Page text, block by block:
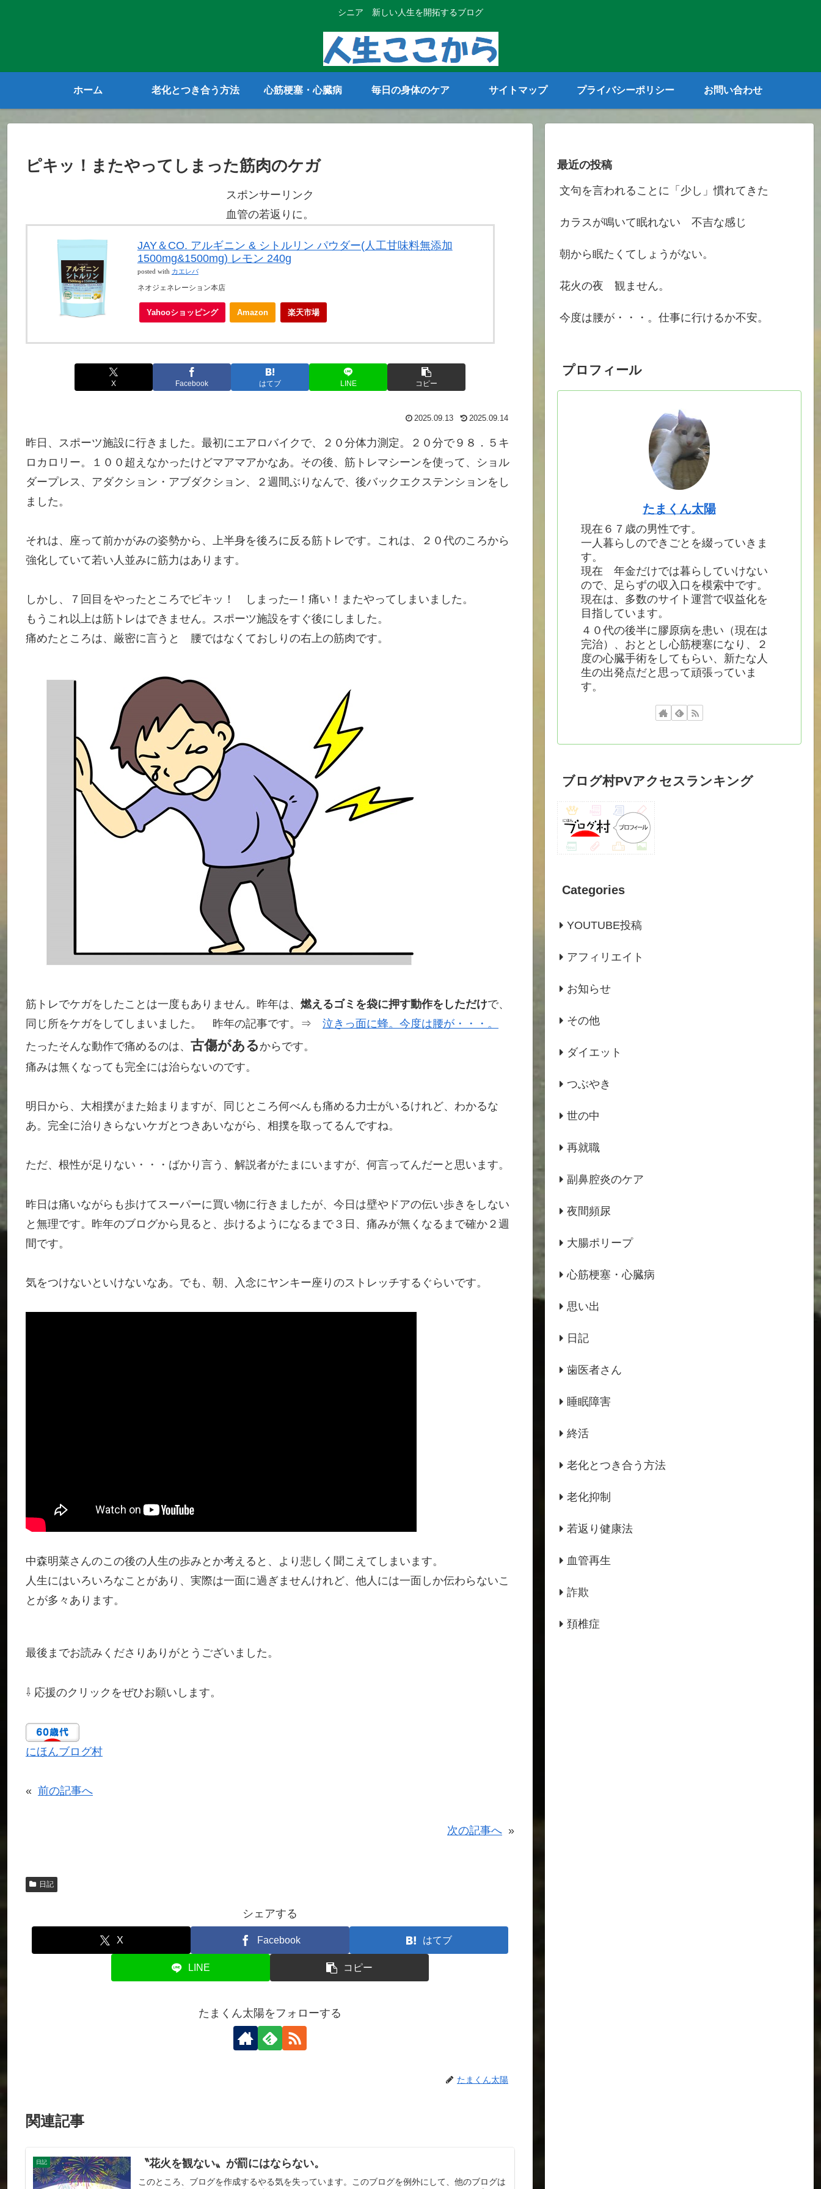
シニア 新しい人生を開拓するブログ
ホーム 老化とつき合う方法 心筋梗塞・心臓病 毎日の身体のケア サイトマップ プライバシーポリシー お問い合わせ
ピキッ！またやってしまった筋肉のケガ
スポンサーリンク
血管の若返りに。
JAY＆CO. アルギニン & シトルリン パウダー(人工甘味料無添加
1500mg&1500mg) レモン 240g
posted with カエレバ
ネオジェネレーション本店
Yahooショッピング Amazon 楽天市場
X Facebook はてブ LINE コピー
2025.09.13 2025.09.14
昨日、スポーツ施設に行きました。最初にエアロバイクで、２０分体力測定。２０分で９８．５キ
ロカロリー。１００超えなかったけどマアマアかなあ。その後、筋トレマシーンを使って、ショル
ダープレス、アダクション・アブダクション、２週間ぶりなんで、後バックエクステンションをし
ました。
それは、座って前かがみの姿勢から、上半身を後ろに反る筋トレです。これは、２０代のころから
強化していて若い人並みに筋力はあります。
しかし、７回目をやったところでピキッ！ しまった─！痛い！またやってしまいました。
もうこれ以上は筋トレはできません。スポーツ施設をすぐ後にしました。
痛めたところは、厳密に言うと 腰ではなくておしりの右上の筋肉です。
筋トレでケガをしたことは一度もありません。昨年は、 燃えるゴミを袋に押す動作をしただけで、
同じ所をケガをしてしまいました。 昨年の記事です。⇒ 泣きっ面に蜂。今度は腰が・・・。
たったそんな動作で痛めるのは、 古傷がある からです。
痛みは無くなっても完全には治らないのです。
明日から、大相撲がまた始まりますが、同じところ何べんも痛める力士がいるけれど、わかるな
あ。完全に治りきらないケガとつきあいながら、相撲を取ってるんですね。
ただ、根性が足りない・・・ばかり言う、解説者がたまにいますが、何言ってんだーと思います。
昨日は痛いながらも歩けてスーパーに買い物に行きましたが、今日は壁やドアの伝い歩きをしない
と無理です。昨年のブログから見ると、歩けるようになるまで３日、痛みが無くなるまで確か２週
間です。
気をつけないといけないなあ。でも、朝、入念にヤンキー座りのストレッチするぐらいです。
中森明菜さんのこの後の人生の歩みとか考えると、より悲しく聞こえてしまいます。
人生にはいろいろなことがあり、実際は一面に過ぎませんけれど、他人には一面しか伝わらないこ
とが多々あります。
最後までお読みくださりありがとうございました。
⇩ 応援のクリックをぜひお願いします。
にほんブログ村
« 前の記事へ
次の記事へ »
日記
シェアする
X Facebook はてブ
LINE コピー
たまくん太陽をフォローする
たまくん太陽
関連記事
日記 〝花火を観ない〟が罰にはならない。
このところ、ブログを作成するやる気を失っています。このブログを例外にして、他のブログは
最近の投稿
文句を言われることに「少し」慣れてきた
カラスが鳴いて眠れない 不吉な感じ
朝から眠たくてしょうがない。
花火の夜 観ません。
今度は腰が・・・。仕事に行けるか不安。
プロフィール
たまくん太陽
現在６７歳の男性です。
一人暮らしのできごとを綴っていきま
す。
現在 年金だけでは暮らしていけない
ので、足らずの収入口を模索中です。
現在は、多数のサイト運営で収益化を
目指しています。
４０代の後半に膠原病を患い（現在は
完治）、おととし心筋梗塞になり、２
度の心臓手術をしてもらい、新たな人
生の出発点だと思って頑張っていま
す。
ブログ村PVアクセスランキング
Categories
YOUTUBE投稿
アフィリエイト
お知らせ
その他
ダイエット
つぶやき
世の中
再就職
副鼻腔炎のケア
夜間頻尿
大腸ポリープ
心筋梗塞・心臓病
思い出
日記
歯医者さん
睡眠障害
終活
老化とつき合う方法
老化抑制
若返り健康法
血管再生
詐欺
頚椎症